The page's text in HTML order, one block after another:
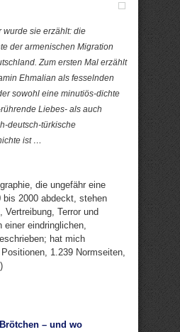
wurde sie erzählt: die
der armenischen Migration
Zum ersten Mal erzählt
Ehmalian als fesselnden
sowohl eine minutiös-dichte
Liebes- als auch
deutsch-türkische
ist …
die ungefähr eine
bis 2000 abdeckt, stehen
Vertreibung, Terror und
eindringlichen,
hat mich
1.239 Normseiten,
– und wo